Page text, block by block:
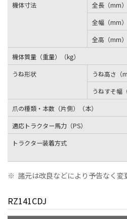
機体寸法
全長（mm）
全幅（mm）
全高（mm）
機体質量（重量）（kg）
うね形状
うね高さ（
うねすそ幅
爪の種類・本数（片側）（本）
適応トラクター馬力（PS）
トラクター装着方式
※ 諸元は改良などにより予告なく変
RZ141CDJ